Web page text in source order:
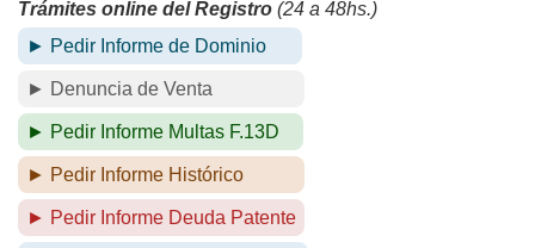
Trámites online del Registro (24 a 48hs.)
► Pedir Informe de Dominio
► Denuncia de Venta
► Pedir Informe Multas F.13D
► Pedir Informe Histórico
► Pedir Informe Deuda Patente